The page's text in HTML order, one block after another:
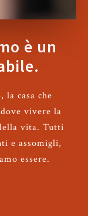
è un
la casa che
vivere la
vita. Tutti
e assomigli,
essere.